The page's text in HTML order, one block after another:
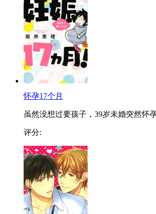
怀孕17个月
虽然没想过要孩子，39岁未婚突然怀
评分: